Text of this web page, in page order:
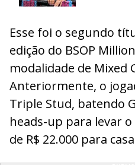
Esse foi o segundo
edição do BSOP
modalidade de Mixed
Anteriormente, o
Triple Stud, batendo
heads-up para levar
de R$ 22.000 para